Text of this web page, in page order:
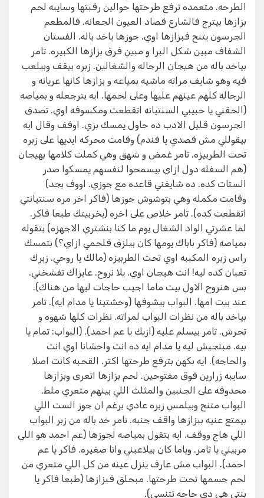
الطرحه. متعمده ترفع طرحتها حوالين رقبتها وسايبه لحم
بزازها بيترج فالشارع قصاد العيون الجعانه. فالمطعم
الجرسون يتنح فبزازها اوي. جوزها ياخد باله. الفستان
الشفاف مبين شكل البرا و مبين فرق بزازها الكبيره. تامر
بياخد باله من هيجان الرجاله والشغالين. زبره بيقف وبيلعب
فيه وهو شايف مراته ماشيه بمياعه و بزازها كانها عريانه و
الرجاله كلهم عينهم عليها وعلى لحمها. ايه بترجعله و بمياصه
(الحقني يا حبيبي السنتيانه اتقطعت ومكسوفه اوي. تصدق
الجرسون قليل الادب ده حاول يمسك بزي. اوفف وقال ايه
بيقوللي مش قصدي يا فندم) وقامت محركه ايديها على زبره
تحت الطربيزه. تامر غمض و شهق وهي كملت كلامها بهيجان
(هم السفله دول ازاي بيسمحوا لنفسهم يمسكوا صدر
الستات كده. ده شايفني قاعده مع جوزي. اووف بجد)
وقامت مكمله وهي بتوشوش جوزها (فاكر اخر مره سنتيانتي
اتقطعت كده). تامر خلاص على اخره (يخربيتك طبعا فاكر.
لما عشرتي الواد الشغال يوم ما كنا بنشتري الاجهزه) بتقوله
بمياصه (فاكر باباك يومها كان بيلزق فلحمي ازاي؟) بتمسك
راس زبره المكببه اوي تحت الطربيزه (مالك يا روحي. زبرك
تعبان كده ليه! انت هيجان اوي. يلا نروح. عايزاك تفشخني.
بس هنروح الاول بيت ماما اجيب حاجات ليها من هناك).
عند بيت امها. البواب بيشوفها (وحشتينا يا مدام ايه). تامر
بياخد باله من نظرات البواب لمراته. نظرات كلها شهوه و
تحرش. تامر بيسلم عليه (ازيك يا عم احمد). (البواب: تمام يا
بيه. مبتجيش ليه يا مدام ايه ده انت واحشانا اوي انت
والحاجه). ايه بكهن بترفع طرحتها اكتر. القحبه كانت اصلا
سايبه زرارين فوق مفتوحين. لحم بزازها اتعرى وبزازها
محدوفه على الجنبين والمثلث اللي بينهم متعري ملط.
البواب متنح وبيلمس زبره عادي برغم ان جوز الست اللي
بيمتع عنيه ببزازها واقف جنبه. تامر خد باله من زبر البواب
اللي هاج ووقف. ايه بتقول بمياصه لجوزها (عم احمد هو اللي
مربيني يا تامر. وياما كان بيلاعبني وانا صغيره. فاكر يا عم
احمد). البواب مش عارف ينزل عينه من كل اللي متعري من
لحم جسمها تحت طرحتها. مبحلق فبزازها (طبعا فاكر يا
بنتي هي دي حاجه تتنسي).